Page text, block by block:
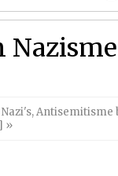
Nazisme
Nazi's,Antisemitisme
»